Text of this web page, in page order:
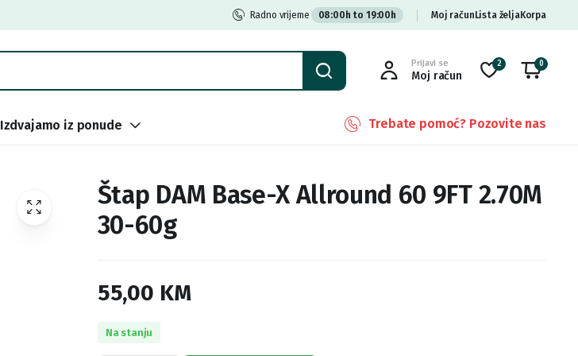
Radno vrijeme 08:00h to 19:00h Moj račun Lista željaKorpa
Prijavi se
Moj račun
2 0
Izdvajamo iz ponude Trebate pomoć? Pozovite nas
Štap DAM Base-X Allround 60 9FT 2.70M
30-60g
55,00 KM
Na stanju